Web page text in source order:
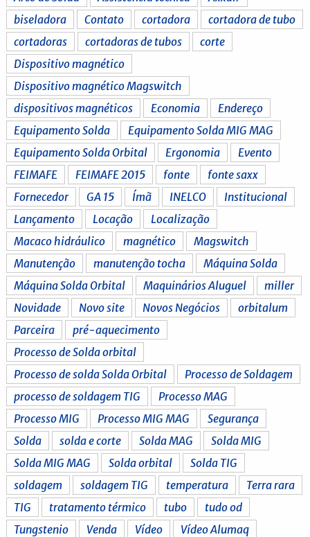
biseladora
Contato cortadora
cortadora de tubo
cortadoras
cortadoras de tubos
corte
Dispositivo magnético
Dispositivo magnético Magswitch
dispositivos magnéticos
Economia
Endereço
Equipamento Solda
Equipamento Solda MIG MAG
Equipamento Solda Orbital
Ergonomia
Evento
FEIMAFE
FEIMAFE 2015 fonte
fonte saxx
Fornecedor
GA 15 Ímã INELCO
Institucional
Lançamento
Locação
Localização
Macaco hidráulico
magnético
Magswitch
Manutenção
manutenção tocha
Máquina Solda
Máquina Solda Orbital
Maquinários Aluguel
miller
Novidade
Novo site Novos Negócios
orbitalum
Parceira
pré-aquecimento
Processo de Solda orbital
Processo de solda Solda Orbital
Processo de Soldagem
processo de soldagem TIG
Processo MAG
Processo MIG
Processo MIG MAG
Segurança
Solda
solda e corte Solda MAG
Solda MIG
Solda MIG MAG
Solda orbital
Solda TIG
soldagem
soldagem TIG temperatura
Terra rara
TIG
tratamento térmico tubo
tudo od
Tungstenio
Venda Vídeo
Vídeo Alumaq